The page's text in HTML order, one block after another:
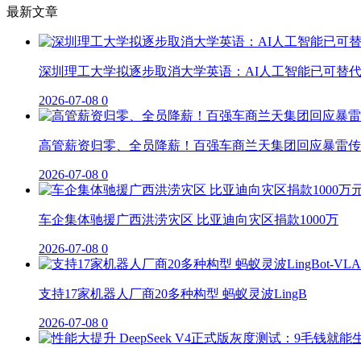
最新文章
深圳理工大学拟逐步取消大学英语：AI人工智能已可替代
2026-07-08 0
高管薪资归零、全员降薪！百强车商兰天集团回应暴雷
2026-07-08 0
车企集体驰援广西洪涝灾区 比亚迪向灾区捐款1000万
2026-07-08 0
支持17家机器人厂商20多种构型 蚂蚁灵波LingB
2026-07-08 0